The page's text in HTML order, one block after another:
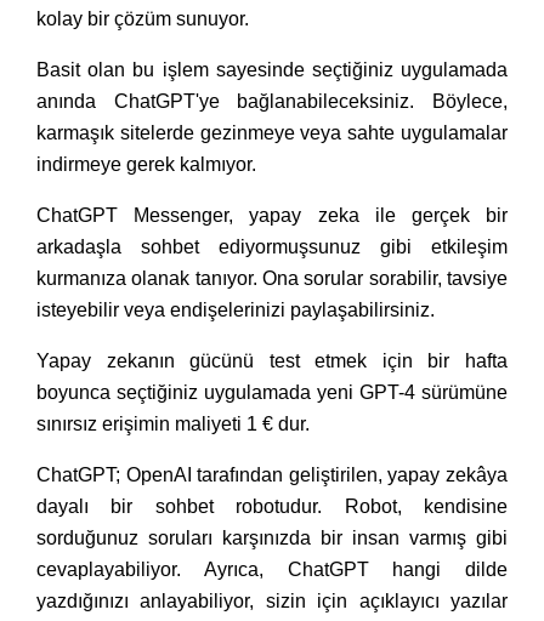
kolay bir çözüm sunuyor.
Basit olan bu işlem sayesinde seçtiğiniz uygulamada
anında ChatGPT'ye bağlanabileceksiniz. Böylece,
karmaşık sitelerde gezinmeye veya sahte uygulamalar
indirmeye gerek kalmıyor.
ChatGPT Messenger, yapay zeka ile gerçek bir
arkadaşla sohbet ediyormuşsunuz gibi etkileşim
kurmanıza olanak tanıyor. Ona sorular sorabilir, tavsiye
isteyebilir veya endişelerinizi paylaşabilirsiniz.
Yapay zekanın gücünü test etmek için bir hafta
boyunca seçtiğiniz uygulamada yeni GPT-4 sürümüne
sınırsız erişimin maliyeti 1 € dur.
ChatGPT; OpenAI tarafından geliştirilen, yapay zekâya
dayalı bir sohbet robotudur. Robot, kendisine
sorduğunuz soruları karşınızda bir insan varmış gibi
cevaplayabiliyor. Ayrıca, ChatGPT hangi dilde
yazdığınızı anlayabiliyor, sizin için açıklayıcı yazılar